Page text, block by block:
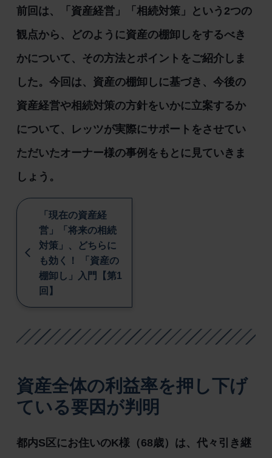
前回は、「資産経営」「相続対策」という2つの
観点から、どのように資産の棚卸しをするべき
かについて、その方法とポイントをご紹介しま
した。今回は、資産の棚卸しに基づき、今後の
資産経営や相続対策の方針をいかに立案するか
について、レッツが実際にサポートをさせてい
ただいたオーナー様の事例をもとに見ていきま
しょう。
「現在の資産経
営」「将来の相続
対策」、どちらに
も効く！ 「資産の
棚卸し」入門【第1
回】
資産全体の利益率を押し下げ
ている要因が判明
都内S区にお住いのK様（68歳）は、代々引き継